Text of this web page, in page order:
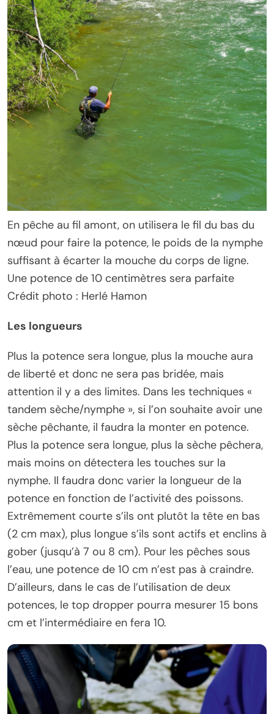
En pêche au fil amont, on utilisera le fil du bas du
nœud pour faire la potence, le poids de la nymphe
suffisant à écarter la mouche du corps de ligne.
Une potence de 10 centimètres sera parfaite
Crédit photo : Herlé Hamon
Les longueurs
Plus la potence sera longue, plus la mouche aura
de liberté et donc ne sera pas bridée, mais
attention il y a des limites. Dans les techniques «
tandem sèche/nymphe », si l’on souhaite avoir une
sèche pêchante, il faudra la monter en potence.
Plus la potence sera longue, plus la sèche pêchera,
mais moins on détectera les touches sur la
nymphe. Il faudra donc varier la longueur de la
potence en fonction de l’activité des poissons.
Extrêmement courte s’ils ont plutôt la tête en bas
(2 cm max), plus longue s’ils sont actifs et enclins à
gober (jusqu’à 7 ou 8 cm). Pour les pêches sous
l’eau, une potence de 10 cm n’est pas à craindre.
D’ailleurs, dans le cas de l’utilisation de deux
potences, le top dropper pourra mesurer 15 bons
cm et l’intermédiaire en fera 10.